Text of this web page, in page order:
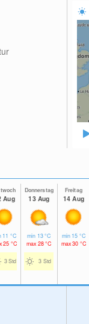
Aug
11 °C
25 °C
3 Std
Donnerstag
13 Aug
min 13°C
max 28°C
3 Std
Freitag
14 Aug
min 15 °C
max30 °C